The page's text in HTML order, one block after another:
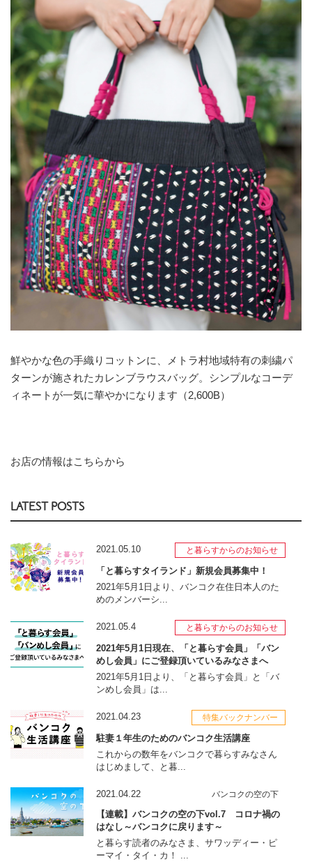
鮮やかな色の手織りコットンに、メトラ村地域特有の刺繍パ
ターンが施されたカレンブラウスバッグ。シンプルなコーデ
ィネートが一気に華やかになります（2,600B）
お店の情報はこちらから
LATEST POSTS
2021.05.10 と暮らすからのお知らせ
「と暮らすタイランド」新規会員募集中！
2021年5月1日より、バンコク在住日本人のた
めのメンバーシ...
2021.05.4 と暮らすからのお知らせ
2021年5月1日現在、「と暮らす会員」「バン
めし会員」にご登録頂いているみなさまへ
2021年5月1日より、「と暮らす会員」と「バ
ンめし会員」は...
2021.04.23 特集バックナンバー
駐妻１年生のためのバンコク生活講座
これからの数年をバンコクで暮らすみなさん
はじめまして、と暮...
2021.04.22 バンコクの空の下
【連載】バンコクの空の下vol.7 コロナ禍の
はなし～バンコクに戻ります～
と暮らす読者のみなさま、サワッディー・ピ
ーマイ・タイ・カ！ ...